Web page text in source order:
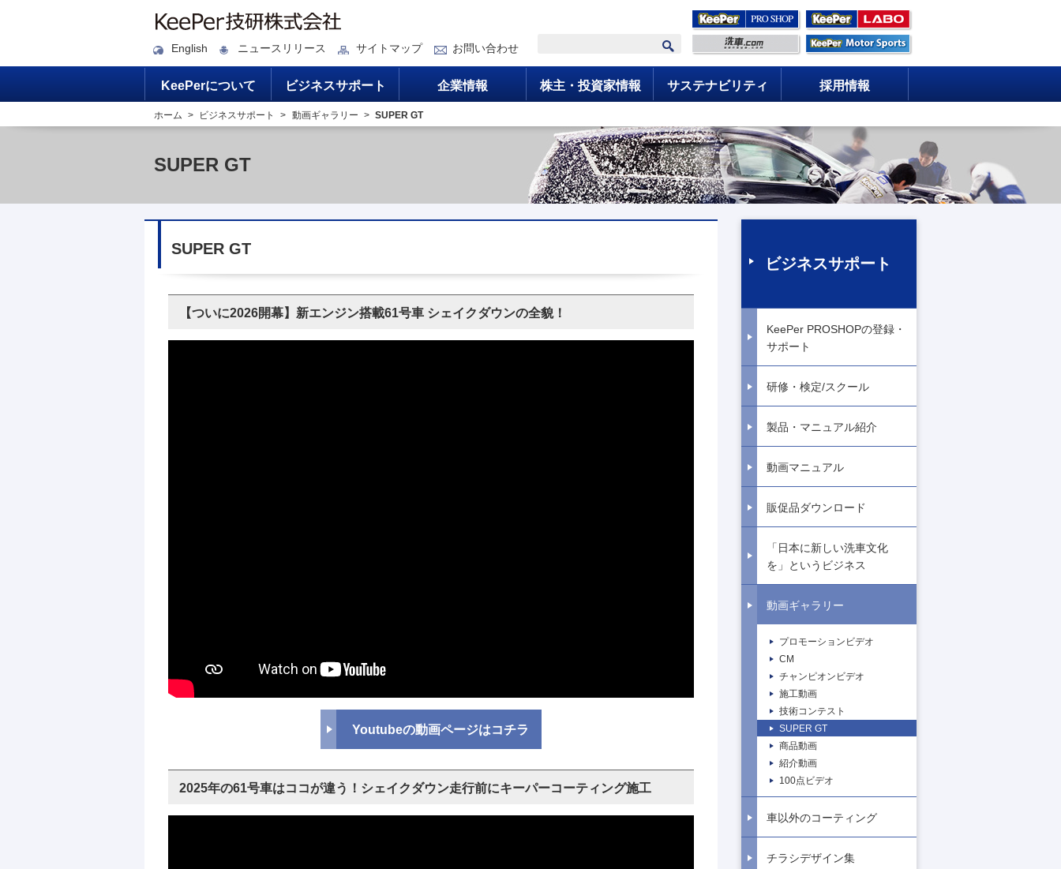
English ニュースリリース サイトマップ お問い合わせ
KeePerについて ビジネスサポート 企業情報 株主・投資家情報 サステナビリティ 採用情報
ホーム ビジネスサポート 動画ギャラリー SUPER GT
SUPER GT
SUPER GT
【ついに2026開幕】新エンジン搭載61号車 シェイクダウンの全貌！
Youtubeの動画ページはコチラ
2025年の61号車はココが違う！シェイクダウン走行前にキーパーコーティング施工
ビジネスサポート
KeePer PROSHOPの登録・
サポート
研修・検定/スクール
製品・マニュアル紹介
動画マニュアル
販促品ダウンロード
「日本に新しい洗車文化
を」というビジネス
動画ギャラリー
プロモーションビデオ
CM
チャンピオンビデオ
施工動画
技術コンテスト
SUPER GT
商品動画
紹介動画
100点ビデオ
車以外のコーティング
チラシデザイン集